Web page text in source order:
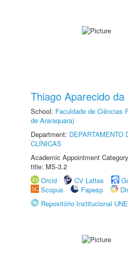
Thiago Aparecido da
School: Faculdade de Ciências
de Araraquara)
Department: DEPARTAMENTO
CLÍNICAS
Academic Appointment
title: MS-3.2
Orcid
CV Lattes
Scopus
Fapesp
Repositório Institucional